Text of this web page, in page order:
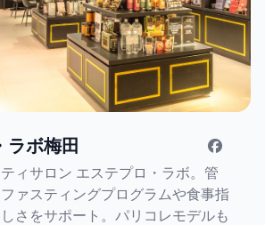
ラボ梅田
ィサロン エステプロ・ラボ。管
ァスティングプログラムや食事指
さをサポート。パリコレモデルも